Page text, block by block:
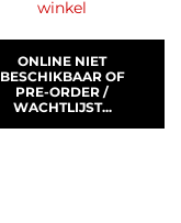
winkel
ONLINE NIET
BESCHIKBAAR OF
PRE-ORDER /
WACHTLIJST...